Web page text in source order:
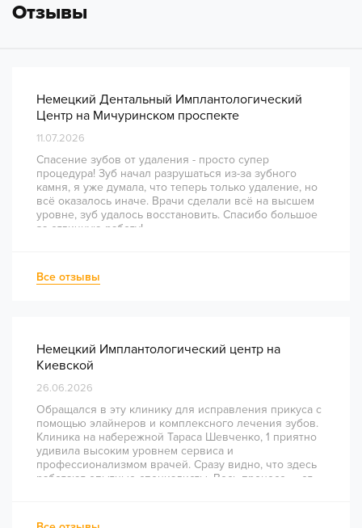
Отзывы
Немецкий Дентальный Имплантологический
Центр на Мичуринском проспекте
11.07.2026
Спасение зубов от удаления - просто супер
процедура! Зуб начал разрушаться из-за зубного
камня, я уже думала, что теперь только удаление, но
всё оказалось иначе. Врачи сделали всё на высшем
уровне, зуб удалось восстановить. Спасибо большое
за отличную работу!
Все отзывы
Немецкий Имплантологический центр на
Киевской
26.06.2026
Обращался в эту клинику для исправления прикуса с
помощью элайнеров и комплексного лечения зубов.
Клиника на набережной Тараса Шевченко, 1 приятно
удивила высоким уровнем сервиса и
профессионализмом врачей. Сразу видно, что здесь
работают опытные специалисты. Весь процесс — от
непростое перелечивание каналов прошло